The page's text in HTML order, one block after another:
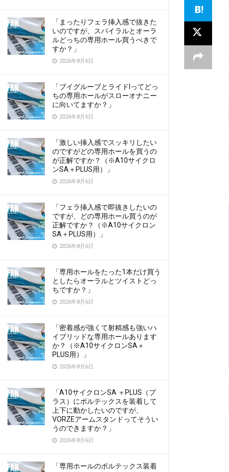
「まったりフェラ挿入感で抜きた
いのですが、スパイラルとオーラ
ルどっちの専用ホール買うべきで
すか？」
2026年8月6日
「ブイグルーブとライドIってどっ
ちの専用ホールがスローオナニー
に向いてますか？」
2026年8月6日
「激しい挿入感でスッキリしたい
のですがどの専用ホールを買うの
が正解ですか？（※A10サイクロ
ンSA＋PLUS用）」
2026年8月6日
「フェラ挿入感で即抜きしたいの
ですが、どの専用ホール買うのが
正解ですか？（※A10サイクロン
SA＋PLUS用）」
2026年8月6日
「専用ホールをたった1本だけ買う
としたらオーラルとツイストどっ
ちですか？」
2026年8月6日
「密着感が強くて射精感も強いハ
イブリッドな専用ホールあります
か？（※A10サイクロンSA＋
PLUS用）」
2026年8月6日
「A10サイクロンSA ＋PLUS（プ
ラス）にボルテックスを装着して
上下に動かしたいのですが、
VORZEアームスタンドってそうい
うのできますか？」
2026年8月6日
「専用ホールのボルテックス装着